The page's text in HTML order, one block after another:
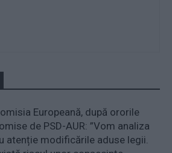
Europeană, după ororile
de PSD-AUR: ”Vom analiza
atenție modificările aduse legii.